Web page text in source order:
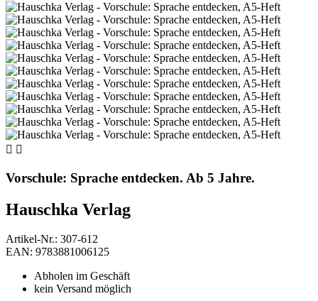
 
Vorschule: Sprache entdecken. Ab 5 Jahre.
Hauschka Verlag
Artikel-Nr.: 307-612
EAN: 9783881006125
Abholen im Geschäft
kein Versand möglich